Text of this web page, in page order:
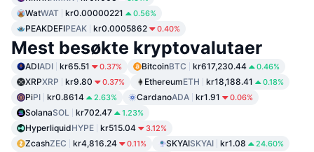
WatWAT kr0.00000221 0.56%
PEAKDEFIPEAK kr0.0005862 0.40%
Mest besøkte kryptovalutaer
ADIADI kr65.51 0.37% BitcoinBTC kr617,230.44 0.46%
XRPXRP kr9.80 0.37% EthereumETH kr18,188.41 0.18%
PiPI kr0.8614 2.63% CardanoADA kr1.91 0.06%
SolanaSOL kr702.47 1.23%
HyperliquidHYPE kr515.04 3.12%
ZcashZEC kr4,816.24 0.11% SKYAISKYAI kr1.08 24.60%